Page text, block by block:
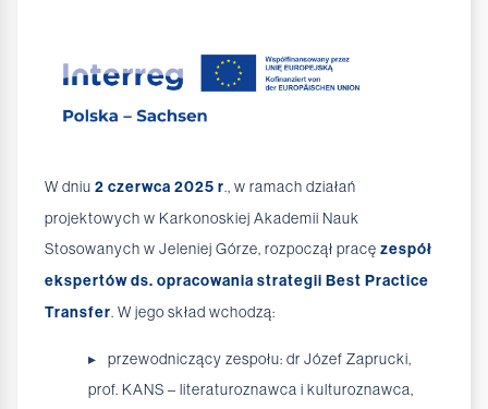
W dniu 2 czerwca 2025 r., w ramach działań
projektowych w Karkonoskiej Akademii Nauk
Stosowanych w Jeleniej Górze, rozpoczął pracę zespół
ekspertów ds. opracowania strategii Best Practice
Transfer. W jego skład wchodzą:
przewodniczący zespołu: dr Józef Zaprucki,
prof. KANS – literaturoznawca i kulturoznawca,